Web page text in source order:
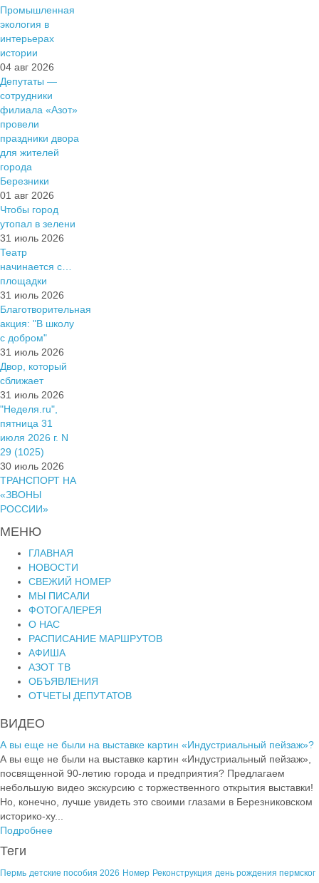
Промышленная
экология в
интерьерах
истории
04 авг 2026
Депутаты —
сотрудники
филиала «Азот»
провели
праздники двора
для жителей
города
Березники
01 авг 2026
Чтобы город
утопал в зелени
31 июль 2026
Театр
начинается с…
площадки
31 июль 2026
Благотворительная
акция: "В школу
с добром"
31 июль 2026
Двор, который
сближает
31 июль 2026
"Неделя.ru",
пятница 31
июля 2026 г. N
29 (1025)
30 июль 2026
ТРАНСПОРТ НА
«ЗВОНЫ
РОССИИ»
МЕНЮ
ГЛАВНАЯ
НОВОСТИ
СВЕЖИЙ НОМЕР
МЫ ПИСАЛИ
ФОТОГАЛЕРЕЯ
О НАС
РАСПИСАНИЕ МАРШРУТОВ
АФИША
АЗОТ ТВ
ОБЪЯВЛЕНИЯ
ОТЧЕТЫ ДЕПУТАТОВ
ВИДЕО
А вы еще не были на выставке картин «Индустриальный пейзаж»?
А вы еще не были на выставке картин «Индустриальный пейзаж»,
посвященной 90-летию города и предприятия? Предлагаем
небольшую видео экскурсию с торжественного открытия выставки!
Но, конечно, лучше увидеть это своими глазами в Березниковском
историко-ху...
Подробнее
Теги
Пермь детские пособия 2026 Номер Реконструкция день рождения пермског